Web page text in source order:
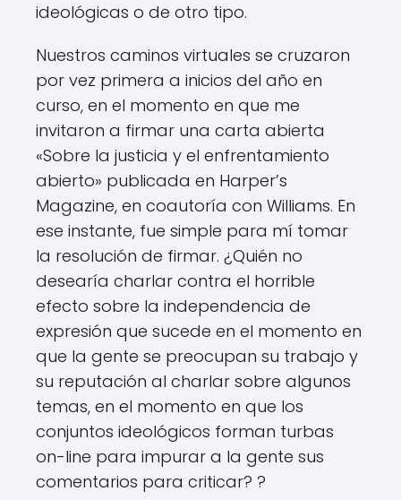
ideológicas o de otro tipo.
Nuestros caminos virtuales se cruzaron
por vez primera a inicios del año en
curso, en el momento en que me
invitaron a firmar una carta abierta
«Sobre la justicia y el enfrentamiento
abierto» publicada en Harper’s
Magazine, en coautoría con Williams. En
ese instante, fue simple para mí tomar
la resolución de firmar. ¿Quién no
desearía charlar contra el horrible
efecto sobre la independencia de
expresión que sucede en el momento en
que la gente se preocupan su trabajo y
su reputación al charlar sobre algunos
temas, en el momento en que los
conjuntos ideológicos forman turbas
on-line para impurar a la gente sus
comentarios para criticar? ?